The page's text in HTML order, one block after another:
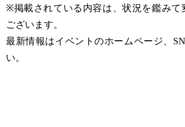
※掲載されている内容は、状況を鑑みて
ございます。
最新情報はイベントのホームページ、
い。